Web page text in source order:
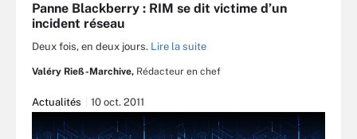
Panne Blackberry : RIM se dit victime d’un
incident réseau
Deux fois, en deux jours. Lire la suite
Valéry Rieß-Marchive, Rédacteur en chef
Actualités 10 oct. 2011